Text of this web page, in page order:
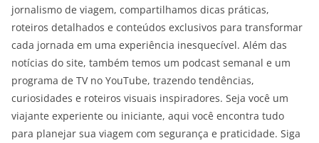
jornalismo de viagem, compartilhamos dicas práticas,
roteiros detalhados e conteúdos exclusivos para transformar
cada jornada em uma experiência inesquecível. Além das
notícias do site, também temos um podcast semanal e um
programa de TV no YouTube, trazendo tendências,
curiosidades e roteiros visuais inspiradores. Seja você um
viajante experiente ou iniciante, aqui você encontra tudo
para planejar sua viagem com segurança e praticidade. Siga